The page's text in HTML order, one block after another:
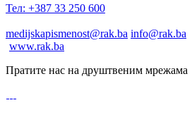
Тел: +387 33 250 600
medijskapismenost@rak.ba info@rak.ba
www.rak.ba
Пратите нас на друштвеним мрежама